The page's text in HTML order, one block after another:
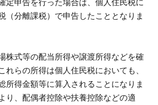
定申告を行った場合は、個人住民税に
（分離課税）で申告したこととなりま
株式等の配当所得や譲渡所得などを確
れらの所得は個人住民税においても、
所得金額等に算入されることになりま
り、配偶者控除や扶養控除などの適